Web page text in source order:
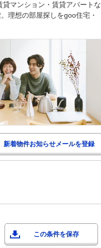
マンション・賃貸アパートな
理想の部屋探しをgoo住宅・
この条件を保存